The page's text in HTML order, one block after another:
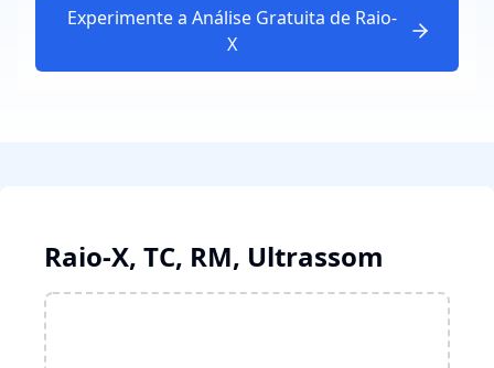
Experimente a Análise Gratuita de Raio-
X
Raio-X, TC, RM, Ultrassom